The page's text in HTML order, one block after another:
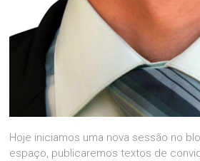
Hoje iniciamos uma nova sessão no
espaço, publicaremos textos de